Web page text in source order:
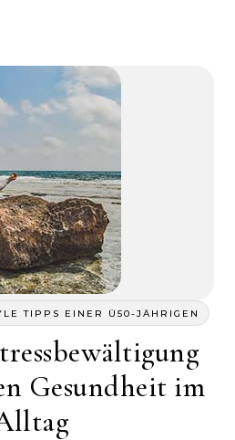
TIPPS EINER Ü50-JÄHRIGEN
Gesundheit im